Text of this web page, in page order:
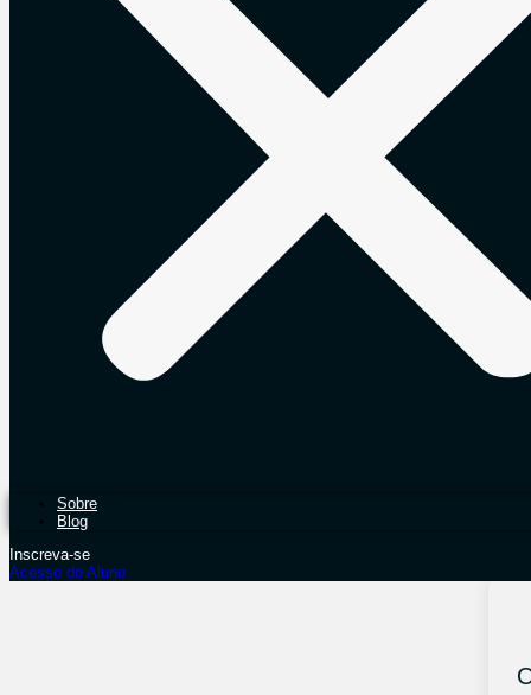
Sobre
Blog
Inscreva-se
Acesso do Aluno